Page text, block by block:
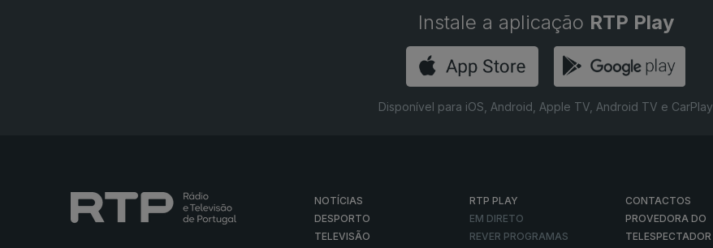
Instale a aplicação RTP Play
Disponível para iOS, Android, Apple TV, Android TV e CarPlay
NOTÍCIAS
DESPORTO
TELEVISÃO
RTP PLAY
EM DIRETO
REVER PROGRAMAS
CONTACTOS
PROVEDORA DO
TELESPECTADOR